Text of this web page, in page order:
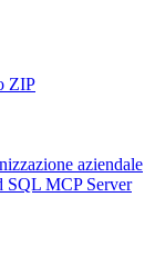
ZIP
aziendale
SQL MCP Server